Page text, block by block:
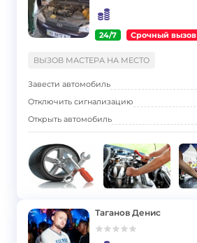
24/7 Срочный вызов
ВЫЗОВ МАСТЕРА НА МЕСТО
Завести автомобиль
Отключить сигнализацию
Открыть автомобиль
Таганов Денис